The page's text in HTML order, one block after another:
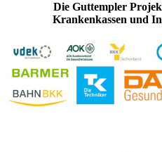
Die Guttempler
Krankenkassen und